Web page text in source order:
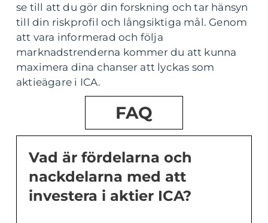
se till att du gör din forskning och tar hänsyn
till din riskprofil och långsiktiga mål. Genom
att vara informerad och följa
marknadstrenderna kommer du att kunna
maximera dina chanser att lyckas som
aktieägare i ICA.
FAQ
Vad är fördelarna och
nackdelarna med att
investera i aktier ICA?